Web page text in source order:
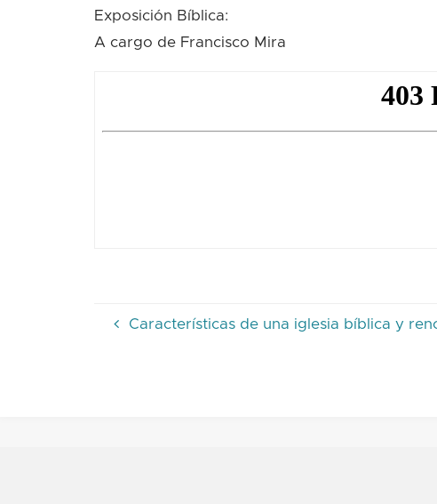
Exposición Bíblica:
A cargo de Francisco Mira
Características de una iglesia bíblica y